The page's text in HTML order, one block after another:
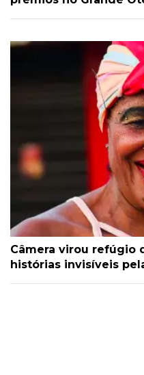
Câmera virou refúgio
histórias invisíveis